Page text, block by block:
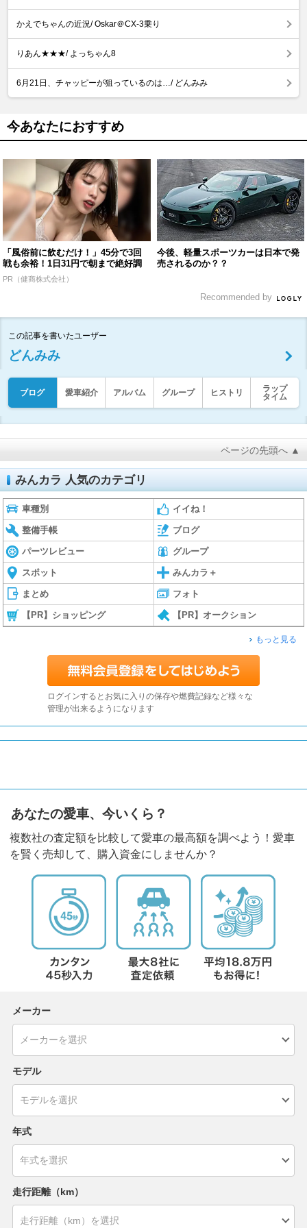
かえでちゃんの近況/ Oskar＠CX-3乗り
りあん★★★/ よっちゃん8
6月21日、チャッピーが狙っているのは…/ どんみみ
今あなたにおすすめ
「風俗前に飲むだけ！」45分で3回
戦も余裕！1日31円で朝まで絶好調
PR（健商株式会社）
今後、軽量スポーツカーは日本で発
売されるのか？？
Recommended by
この記事を書いたユーザー
どんみみ
ブログ 愛車紹介 アルバム グループ ヒストリ
ラップ
タイム
ページの先頭へ ▲
みんカラ 人気のカテゴリ
車種別 イイね！
整備手帳 ブログ
パーツレビュー グループ
スポット みんカラ＋
まとめ フォト
【PR】ショッピング 【PR】オークション
もっと見る
ログインするとお気に入りの保存や燃費記録など様々な
管理が出来るようになります
あなたの愛車、今いくら？
複数社の査定額を比較して愛車の最高額を調べよう！愛車
を賢く売却して、購入資金にしませんか？
メーカー
モデル
年式
走行距離（km）